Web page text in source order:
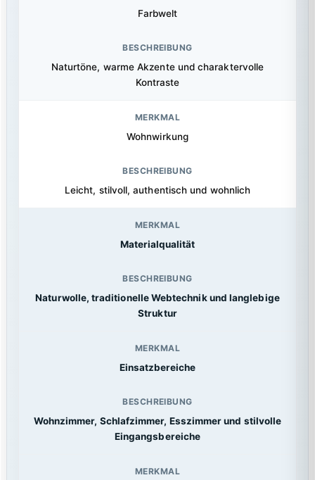
Farbwelt
Naturtöne, warme Akzente und charaktervolle
Kontraste
Wohnwirkung
Leicht, stilvoll, authentisch und wohnlich
Materialqualität
Naturwolle, traditionelle Webtechnik und langlebige
Struktur
Einsatzbereiche
Wohnzimmer, Schlafzimmer, Esszimmer und stilvolle
Eingangsbereiche